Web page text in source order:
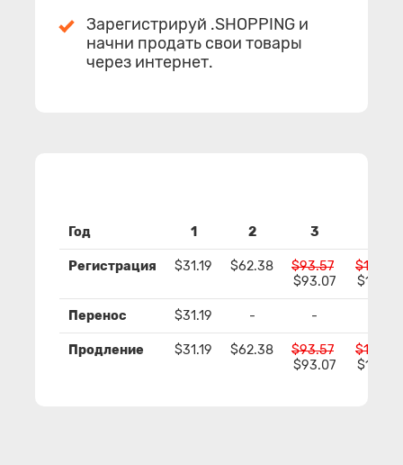
Зарегистрируй .SHOPPING и
начни продать свои товары
через интернет.
Год 1 2 3
Регистрация $31.19 $62.38
$93.57
$93.07
$124.76
$123.76
Перенос $31.19 - -
Продление $31.19 $62.38
$93.57
$93.07
$124.76
$123.76